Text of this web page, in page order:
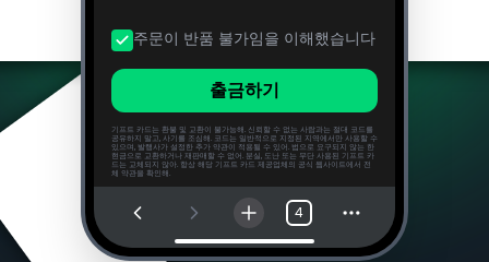
주문이 반품 불가임을 이해했습니다
출금하기
기프트 카드는 환불 및 교환이 불가능해. 신뢰할 수 없는 사람과는 절대 코드를
공유하지 말고, 사기를 조심해. 코드는 일반적으로 지정된 지역에서만 사용할 수
있으며, 발행사가 설정한 추가 약관이 적용될 수 있어. 법으로 요구되지 않는 한
현금으로 교환하거나 재판매할 수 없어. 분실, 도난 또는 무단 사용된 기프트 카
드는 교체되지 않아. 항상 해당 기프트 카드 제공업체의 공식 웹사이트에서 전
체 약관을 확인해.
4
자주 묻는 질문